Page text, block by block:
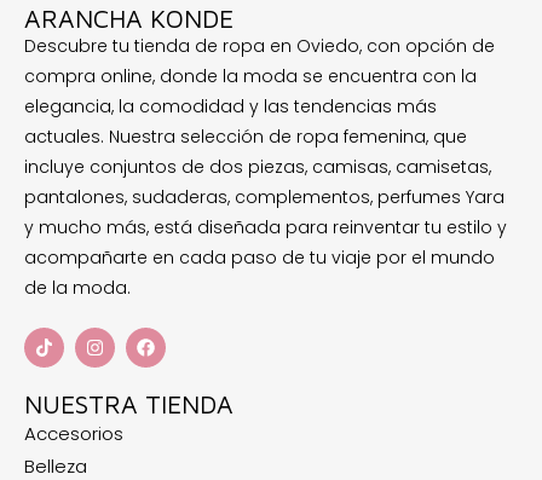
ARANCHA KONDE
Descubre tu tienda de ropa en Oviedo, con opción de
compra online, donde la moda se encuentra con la
elegancia, la comodidad y las tendencias más
actuales. Nuestra selección de ropa femenina, que
incluye conjuntos de dos piezas, camisas, camisetas,
pantalones, sudaderas, complementos, perfumes Yara
y mucho más, está diseñada para reinventar tu estilo y
acompañarte en cada paso de tu viaje por el mundo
de la moda.
NUESTRA TIENDA
Accesorios
Belleza